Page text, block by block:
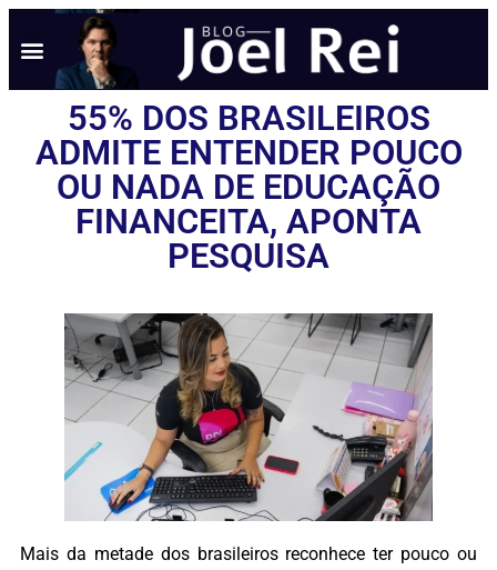
55% DOS BRASILEIROS
ADMITE ENTENDER POUCO
OU NADA DE EDUCAÇÃO
FINANCEITA, APONTA
PESQUISA
Mais da metade dos brasileiros reconhece ter pouco ou